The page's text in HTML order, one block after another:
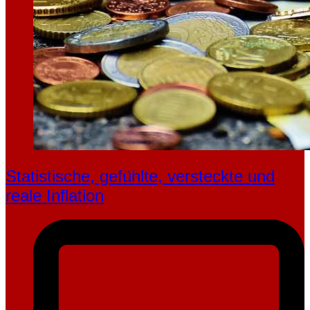
Statistische, gefühlte, ver­steckte und
reale Inflation